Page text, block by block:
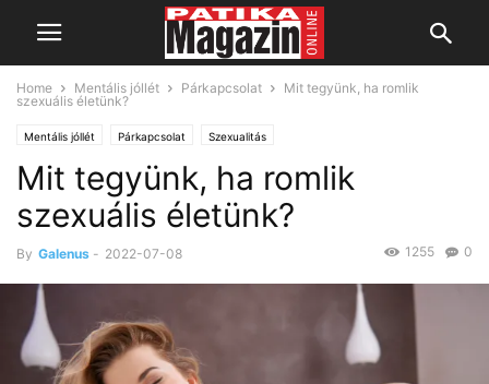
Home Mentális jóllét Párkapcsolat
Mit tegyünk, ha romlik
szexuális életünk?
Mentális jóllét Párkapcsolat Szexualitás
Mit tegyünk, ha romlik
szexuális életünk?
By Galenus - 2022-07-08 0
1255